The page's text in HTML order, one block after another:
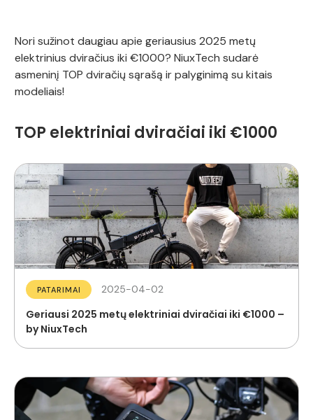
Nori sužinot daugiau apie geriausius 2025 metų
elektrinius dviračius iki €1000? NiuxTech sudarė
asmeninį TOP dviračių sąrašą ir palyginimą su kitais
modeliais!
TOP elektriniai dviračiai iki €1000
PATARIMAI 2025-04-02
Geriausi 2025 metų elektriniai dviračiai iki €1000 –
by NiuxTech